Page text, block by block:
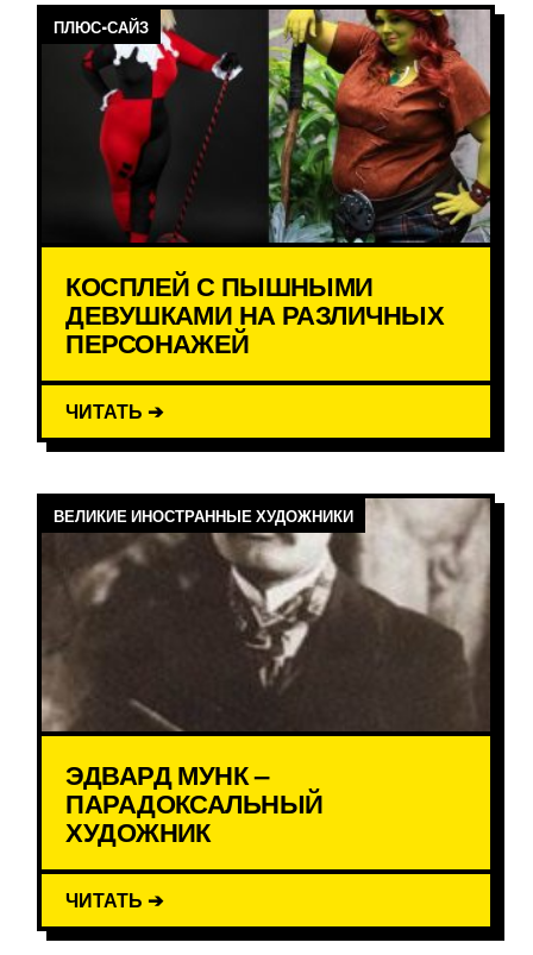
ПЛЮС-САЙЗ
КОСПЛЕЙ С ПЫШНЫМИ
ДЕВУШКАМИ НА РАЗЛИЧНЫХ
ПЕРСОНАЖЕЙ
ЧИТАТЬ ➔
ВЕЛИКИЕ ИНОСТРАННЫЕ ХУДОЖНИКИ
ЭДВАРД МУНК –
ПАРАДОКСАЛЬНЫЙ
ХУДОЖНИК
ЧИТАТЬ ➔